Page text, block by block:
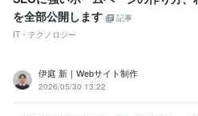
を全部公開します
記事
IT・テクノロジー
伊庭 新｜Webサイト制作
2026/05/30 13:22